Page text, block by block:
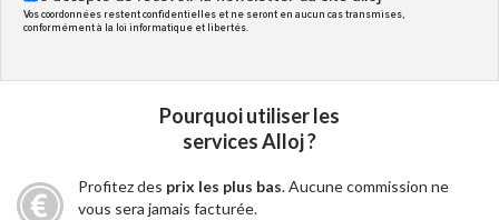
Vos coordonnées restent confidentielles et ne seront en aucun cas transmises,
conformément à la loi informatique et libertés.
Pourquoi utiliser les
services Alloj ?
Profitez des prix les plus bas. Aucune commission ne
vous sera jamais facturée.